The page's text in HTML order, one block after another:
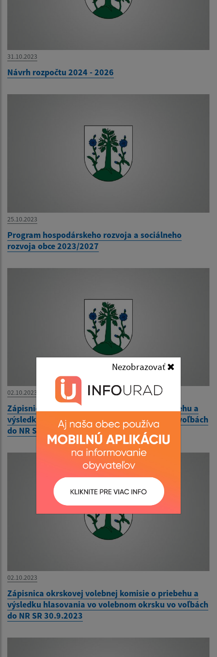
Nezobrazovať
31.10.2023
Návrh rozpočtu 2024 - 2026
25.10.2023
Program hospodárskeho rozvoja a sociálneho
rozvoja obce 2023/2027
02.10.2023
Zápisnica okrskovej volebnej komisie o priebehu a
výsledku hlasovania vo volebnom okrsku vo voľbách
do NR SR 30.9.2023
02.10.2023
Zápisnica okrskovej volebnej komisie o priebehu a
výsledku hlasovania vo volebnom okrsku vo voľbách
do NR SR 30.9.2023